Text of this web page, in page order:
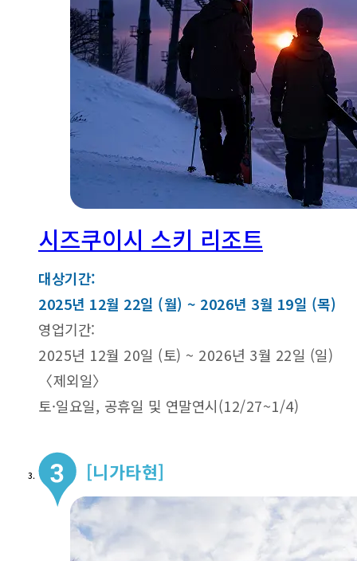
시즈쿠이시 스키 리조트
대상기간:
2025년 12월 22일 (월) ~ 2026년 3월 19일 (목)
영업기간:
2025년 12월 20일 (토) ~ 2026년 3월 22일 (일)
〈제외일〉
토·일요일, 공휴일 및 연말연시(12/27~1/4)
[니가타현]